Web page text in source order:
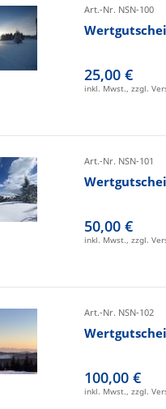
Art.-Nr. NSN-100
25,00 €
inkl. Mwst., zzgl.
Art.-Nr. NSN-101
50,00 €
inkl. Mwst., zzgl.
Art.-Nr. NSN-102
100,00 €
inkl. Mwst., zzgl.